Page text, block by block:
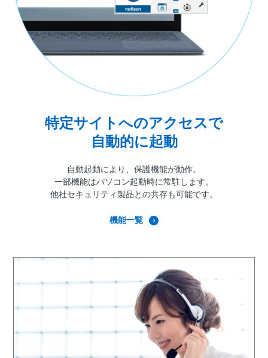
特定サイトへのアクセスで
自動的に起動
自動起動により、保護機能が動作。
一部機能はパソコン起動時に常駐します。
他社セキュリティ製品との共存も可能です。
機能一覧